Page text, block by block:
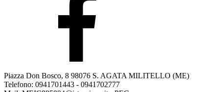
Piazza Don Bosco, 8 98076 S. AGATA MILITELLO (ME)
Telefono: 0941701443 - 0941702777